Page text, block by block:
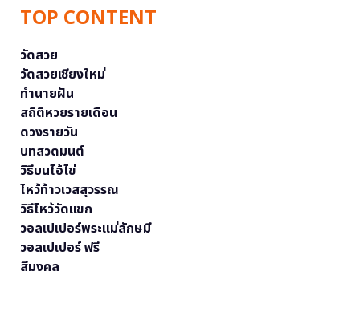
TOP CONTENT
วัดสวย
วัดสวยเชียงใหม่
ทำนายฝัน
สถิติหวยรายเดือน
ดวงรายวัน
บทสวดมนต์
วิธีบนไอ้ไข่
ไหว้ท้าวเวสสุวรรณ
วิธีไหว้วัดแขก
วอลเปเปอร์พระแม่ลักษมี
วอลเปเปอร์ ฟรี
สีมงคล